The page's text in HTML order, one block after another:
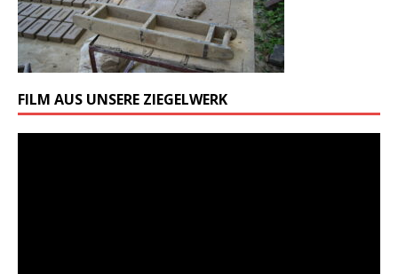
FILM AUS UNSERE ZIEGELWERK